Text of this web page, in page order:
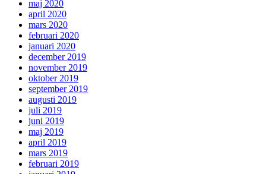
maj 2020
april 2020
mars 2020
februari 2020
januari 2020
december 2019
november 2019
oktober 2019
september 2019
augusti 2019
juli 2019
juni 2019
maj 2019
april 2019
mars 2019
februari 2019